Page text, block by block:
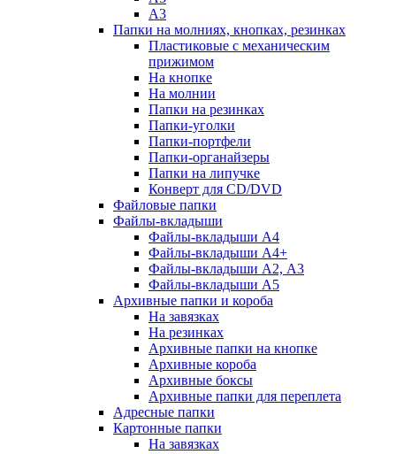
А3
Папки на молниях, кнопках, резинках
Пластиковые с механическим
прижимом
На кнопке
На молнии
Папки на резинках
Папки-уголки
Папки-портфели
Папки-органайзеры
Папки на липучке
Конверт для CD/DVD
Файловые папки
Файлы-вкладыши
Файлы-вкладыши А4
Файлы-вкладыши А4+
Файлы-вкладыши А2, А3
Файлы-вкладыши А5
Архивные папки и короба
На завязках
На резинках
Архивные папки на кнопке
Архивные короба
Архивные боксы
Архивные папки для переплета
Адресные папки
Картонные папки
На завязках